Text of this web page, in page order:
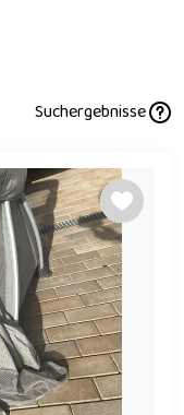
Suchergebnisse